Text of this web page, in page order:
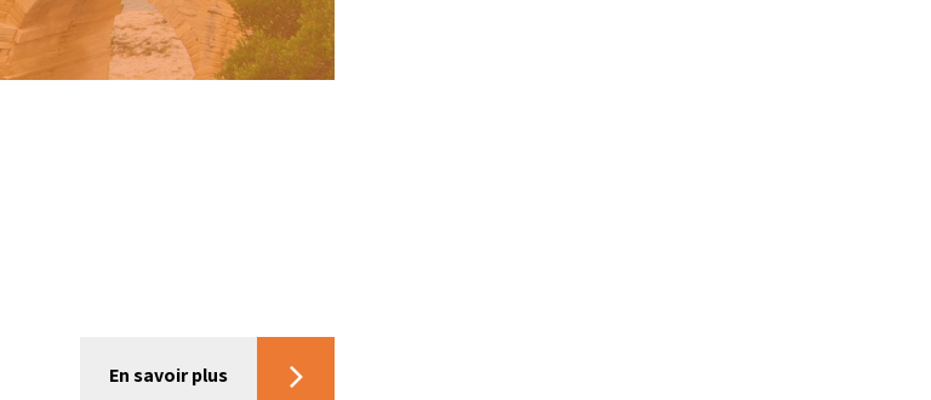
En savoir plus